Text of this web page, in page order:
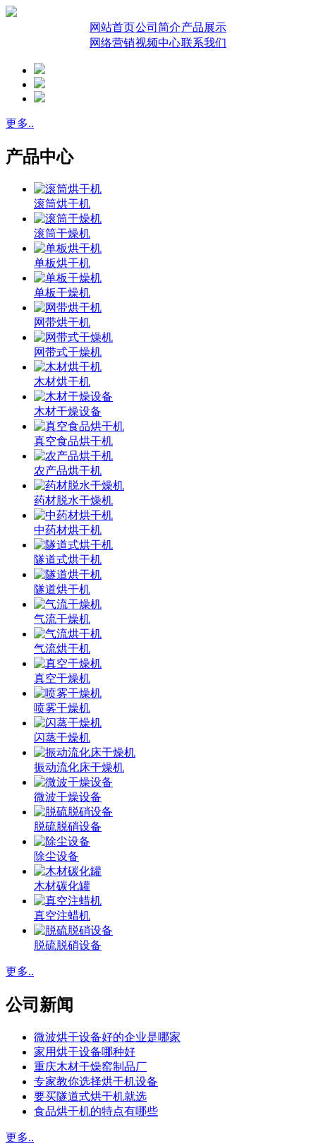
网站首页公司简介产品展示
网络营销视频中心联系我们
更多..
产品中心
滚筒烘干机
滚筒干燥机
单板烘干机
单板干燥机
网带烘干机
网带式干燥机
木材烘干机
木材干燥设备
真空食品烘干机
农产品烘干机
药材脱水干燥机
中药材烘干机
隧道式烘干机
隧道烘干机
气流干燥机
气流烘干机
真空干燥机
喷雾干燥机
闪蒸干燥机
振动流化床干燥机
微波干燥设备
脱硫脱硝设备
除尘设备
木材碳化罐
真空注蜡机
脱硫脱硝设备
更多..
公司新闻
微波烘干设备好的企业是哪家
家用烘干设备哪种好
重庆木材干燥窑制品厂
专家教你选择烘干机设备
要买隧道式烘干机就选
食品烘干机的特点有哪些
更多..